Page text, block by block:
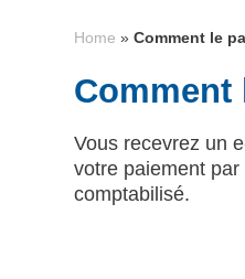
Home »Comment le
Comment
Vous recevrez un
votre paiement
comptabilisé.